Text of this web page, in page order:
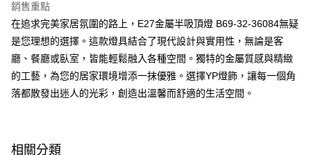
全盈+PAY
AFTEE先享後付
相關說明
【關於「AFTEE先享後付」】
AFTEE先享後付是「在收到商品之後才付款」的支付方式。 讓您購物簡單
便利好安心！
新竹貨運宅配
銷售重點
在追求完美家居氛圍的路上，E27金屬半吸頂燈 B69-32-36084無疑
是您理想的選擇。這款燈具結合了現代設計與實用性，無論是客
廳、餐廳或臥室，皆能輕鬆融入各種空間。獨特的金屬質感與精緻
的工藝，為您的居家環境增添一抹優雅。選擇YP燈飾，讓每一個角
落都散發出迷人的光彩，創造出溫馨而舒適的生活空間。
相關分類